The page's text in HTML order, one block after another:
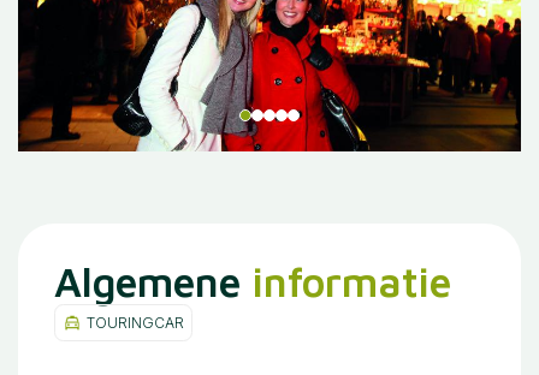
Algemene informatie
TOURINGCAR